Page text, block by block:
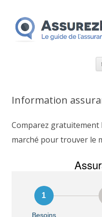
Information
Comparez gratuitement
marché pour trouver le